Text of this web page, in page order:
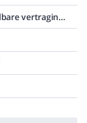
Met instelbare vertragingsschakelaar